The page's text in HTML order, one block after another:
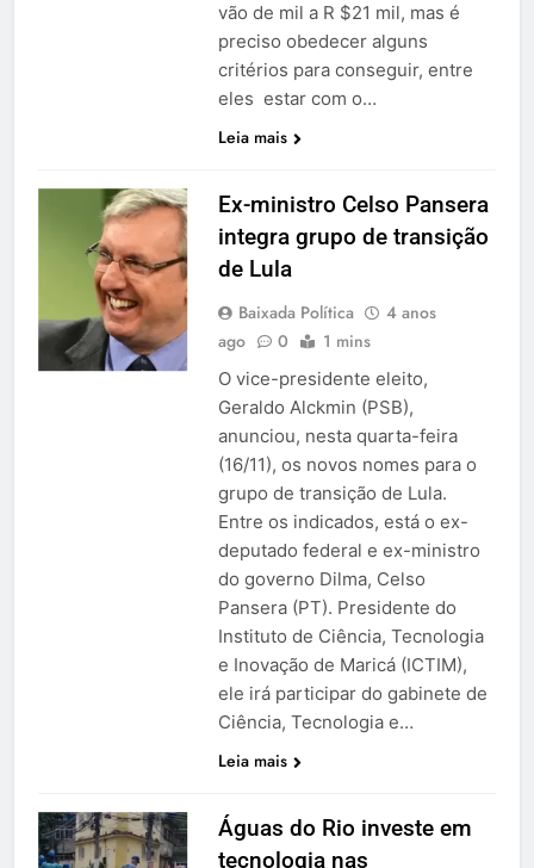
vão de mil a R $21 mil, mas é
preciso obedecer alguns
critérios para conseguir, entre
eles estar com o…
Leia mais
Ex-ministro Celso Pansera
integra grupo de transição
de Lula
Baixada Política
4 anos
ago
0 1 mins
O vice-presidente eleito,
Geraldo Alckmin (PSB),
anunciou, nesta quarta-feira
(16/11), os novos nomes para o
grupo de transição de Lula.
Entre os indicados, está o ex-
deputado federal e ex-ministro
do governo Dilma, Celso
Pansera (PT). Presidente do
Instituto de Ciência, Tecnologia
e Inovação de Maricá (ICTIM),
ele irá participar do gabinete de
Ciência, Tecnologia e…
Leia mais
Águas do Rio investe em
tecnologia nas